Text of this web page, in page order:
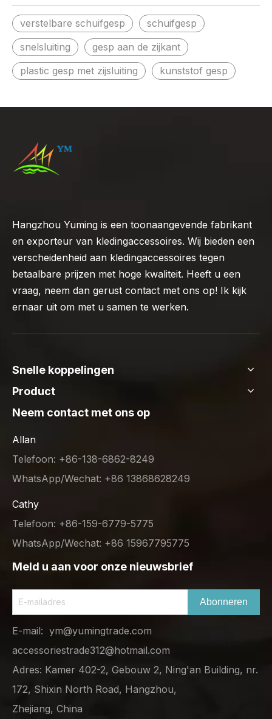
verstelbare schuifgesp
schuifgesp
snelsluiting
gesp aan de zijkant
plastic gesp met zijsluiting
kunststof gesp
Hangzhou Yuming is een toonaangevende fabrikant
en exporteur van kledingaccessoires. Wij bieden een
verscheidenheid aan kledingaccessoires tegen
betaalbare prijzen met hoge kwaliteit. Heeft u een
vraag, neem dan gerust contact met ons op! Ik kijk
ernaar uit om met u samen te werken.
Snelle koppelingen
Product
Neem contact met ons op
Allan
Telefoon: +86-138-6862-8249
WhatsApp/Wechat: +86 13868628249
Cathy
Telefoon: +86-159-6779-5775
WhatsApp/Wechat: +86 15967795775
Meld u aan voor onze nieuwsbrief
Abonneren
E-mail: ym@yumingtrade.com
accessoriestrade312@hotmail.com
Adres: Kamer 402-2, Gebouw 2, Ning'an Building, nr.
172, Shixin North Road, Hangzhou,
Zhejiang, China